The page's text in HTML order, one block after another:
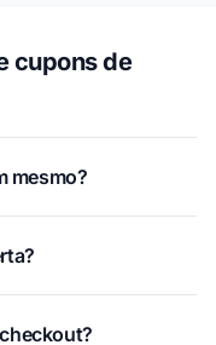
cupons de
mesmo?